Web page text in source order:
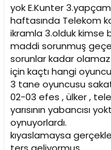
yok E.Kunter
haftasında Telekom
ikramla 3.olduk kimse
maddi sorunmuş
sorunlar kadar
için kaçtı hangi
3 tane oyuncusu
02-03 efes , ülker ,
yarısının yabancısı
oynuyorlardı.
kıyaslamaysa